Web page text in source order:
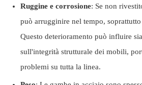
Ruggine e corrosione: Se non
può arrugginire nel tempo,
Questo deterioramento può influire
sull'integrità strutturale dei mobili,
problemi su tutta la linea.